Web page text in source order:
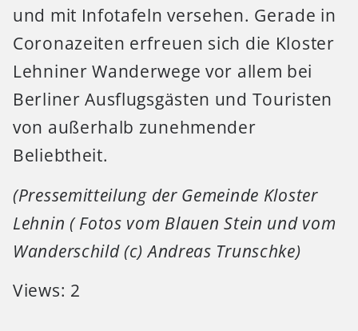
und mit Infotafeln versehen. Gerade in
Coronazeiten erfreuen sich die Kloster
Lehniner Wanderwege vor allem bei
Berliner Ausflugsgästen und Touristen
von außerhalb zunehmender
Beliebtheit.
(Pressemitteilung der Gemeinde Kloster
Lehnin ( Fotos vom Blauen Stein und vom
Wanderschild (c) Andreas Trunschke)
Views: 2